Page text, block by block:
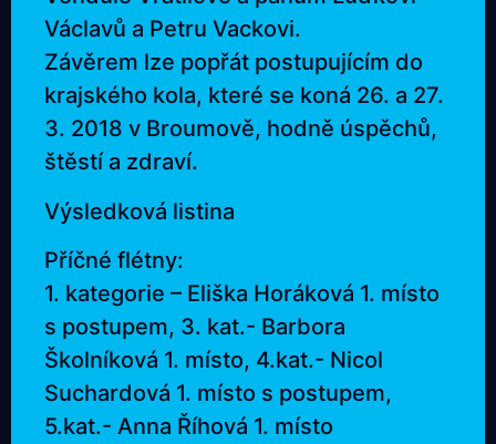
Václavů a Petru Vackovi.
Závěrem lze popřát postupujícím do
krajského kola, které se koná 26. a 27.
3. 2018 v Broumově, hodně úspěchů,
štěstí a zdraví.
Výsledková listina
Příčné flétny:
1. kategorie – Eliška Horáková 1. místo
s postupem, 3. kat.- Barbora
Školníková 1. místo, 4.kat.- Nicol
Suchardová 1. místo s postupem,
5.kat.- Anna Říhová 1. místo